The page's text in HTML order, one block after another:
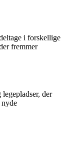
i forskellige
fremmer
der